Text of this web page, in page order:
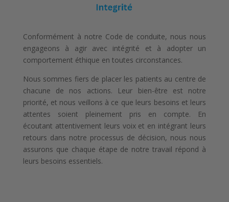
Conformément à notre Code de conduite, nous nous
engageons à agir avec intégrité et à adopter un
comportement éthique en toutes circonstances.
Nous sommes fiers de placer les patients au centre de
chacune de nos actions. Leur bien-être est notre
priorité, et nous veillons à ce que leurs besoins et leurs
attentes soient pleinement pris en compte. En
écoutant attentivement leurs voix et en intégrant leurs
retours dans notre processus de décision, nous nous
assurons que chaque étape de notre travail répond à
leurs besoins essentiels.